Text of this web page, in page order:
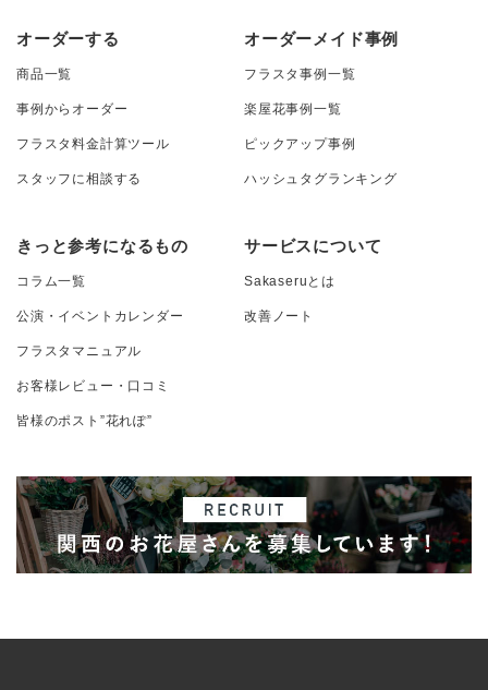
オーダーする
商品一覧
事例からオーダー
フラスタ料金計算ツール
スタッフに相談する
オーダーメイド事例
フラスタ事例一覧
楽屋花事例一覧
ピックアップ事例
ハッシュタグランキング
きっと参考になるもの
コラム一覧
公演・イベントカレンダー
フラスタマニュアル
お客様レビュー・口コミ
皆様のポスト”花れぽ”
サービスについて
Sakaseruとは
改善ノート